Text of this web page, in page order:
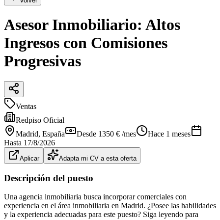
Asesor Inmobiliario: Altos
Ingresos con Comisiones
Progresivas
Ventas
Redpiso Oficial
Madrid, España Desde 1350 € /mes
Hace 1 meses
Hasta 17/8/2026
Aplicar Adapta mi CV a esta oferta
Descripción del puesto
Una agencia inmobiliaria busca incorporar comerciales con
experiencia en el área inmobiliaria en Madrid. ¿Posee las habilidades
y la experiencia adecuadas para este puesto? Siga leyendo para